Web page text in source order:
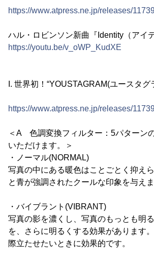
https://www.atpress.ne.jp/releases/
ハル・ロビンソン新曲『Identity（アイ
https://youtu.be/v_oWP_KudXE
I. 世界初！“YOUSTAGRAM(ユースタグ
https://www.atpress.ne.jp/releases/
＜A 色調変換フィルター：5パターン
いただけます。＞
・ノーマル(NORMAL)
写真の中にある暖色はことごとく抑え
と青が強調されたクールな印象を与えま
・バイブラント(VIBRANT)
写真の影を濃くし、写真のもっとも明
を、さらに明るくする効果があります
際立たせたいときに効果的です。